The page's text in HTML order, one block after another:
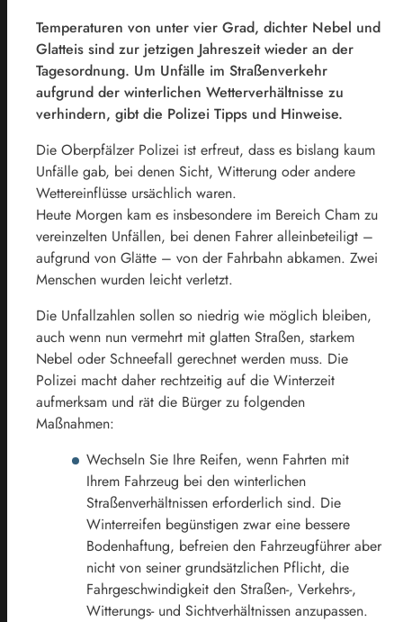
Temperaturen von unter vier Grad, dichter Nebel und
Glatteis sind zur jetzigen Jahreszeit wieder an der
Tagesordnung. Um Unfälle im Straßenverkehr
aufgrund der winterlichen Wetterverhältnisse zu
verhindern, gibt die Polizei Tipps und Hinweise.
Die Oberpfälzer Polizei ist erfreut, dass es bislang kaum
Unfälle gab, bei denen Sicht, Witterung oder andere
Wettereinflüsse ursächlich waren.
Heute Morgen kam es insbesondere im Bereich Cham zu
vereinzelten Unfällen, bei denen Fahrer alleinbeteiligt –
aufgrund von Glätte – von der Fahrbahn abkamen. Zwei
Menschen wurden leicht verletzt.
Die Unfallzahlen sollen so niedrig wie möglich bleiben,
auch wenn nun vermehrt mit glatten Straßen, starkem
Nebel oder Schneefall gerechnet werden muss. Die
Polizei macht daher rechtzeitig auf die Winterzeit
aufmerksam und rät die Bürger zu folgenden
Maßnahmen:
Wechseln Sie Ihre Reifen, wenn Fahrten mit
Ihrem Fahrzeug bei den winterlichen
Straßenverhältnissen erforderlich sind. Die
Winterreifen begünstigen zwar eine bessere
Bodenhaftung, befreien den Fahrzeugführer aber
nicht von seiner grundsätzlichen Pflicht, die
Fahrgeschwindigkeit den Straßen-, Verkehrs-,
Witterungs- und Sichtverhältnissen anzupassen.